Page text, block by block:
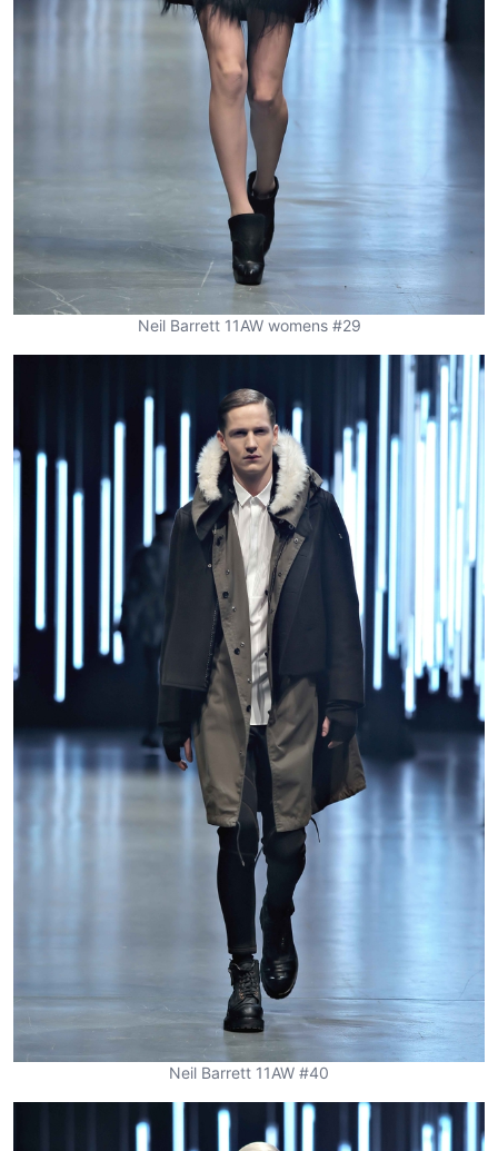
Neil Barrett 11AW womens #29
Neil Barrett 11AW #40